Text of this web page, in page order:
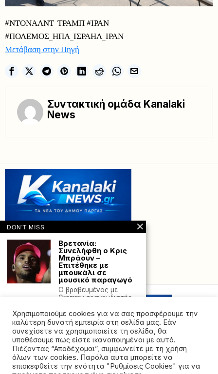
#ΝΤΟΝΑΛΝΤ_ΤΡΑΜΠ #ΙΡΑΝ
#ΠΟΛΕΜΟΣ_ΗΠΑ_ΙΣΡΑΗΛ_ΙΡΑΝ
Μετάβαση στην Πηγή
Συντακτική ομάδα Kanalaki
News
Powered with by Hostville”)
©2026 - All rights reserved. Απαγορεύεται ρητά η
αναδημοσίευση χωρίς προηγούμενη έγγραφη άδεια
Χρησιμοποιούμε cookies για να σας προσφέρουμε την
καλύτερη δυνατή εμπειρία στη σελίδα μας. Εάν
συνεχίσετε να χρησιμοποιείτε τη σελίδα, θα
υποθέσουμε πως είστε ικανοποιημένοι με αυτό.
Πιέζοντας “Αποδέχομαι”, συμφωνείτε με τη χρήση
όλων των cookies. Παρόλα αυτα μπορείτε να
επισκεφθείτε την ενότητα "Ρυθμίσεις Cookies" για να
DON'T MISS
Βρετανία:
Συνελήφθη ο Κρις
Μπράουν –
Επιτέθηκε με
μπουκάλι σε
μουσικό παραγωγό
Ο βραβευμένος με
Grammy τραγουδιστής
αντιμετωπίζει
βαρύτατες
Δολοφονία στη Νέα
Ιωνία: Ενώπιον του
ανακριτή ο
33χρονος δράστης
που παραδόθηκε